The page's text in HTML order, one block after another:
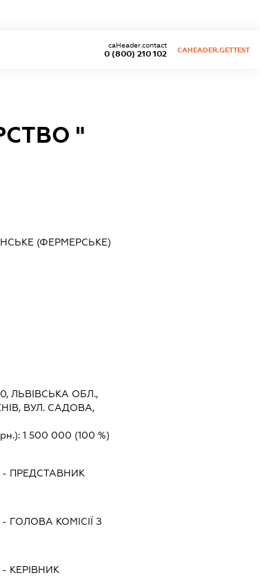
0 (800) 210 102
caHeader.contact
CAHEADER.GETTEST
"
(ФЕРМЕРСЬКЕ)
ЛЬВІВСЬКА ОБЛ.,
ВУЛ. САДОВА,
1 500 000 (100 %)
- ПРЕДСТАВНИК
- ГОЛОВА КОМІСІЇ З
- КЕРІВНИК